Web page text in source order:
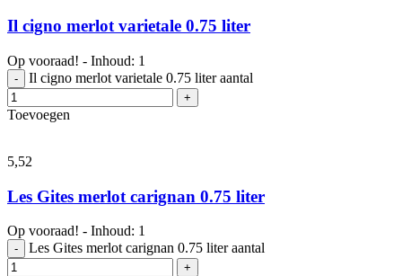
Il cigno merlot varietale 0.75 liter
Op vooraad! - Inhoud: 1
- Il cigno merlot varietale 0.75 liter aantal
+
Toevoegen
5,52
Les Gites merlot carignan 0.75 liter
Op vooraad! - Inhoud: 1
- Les Gites merlot carignan 0.75 liter aantal
+